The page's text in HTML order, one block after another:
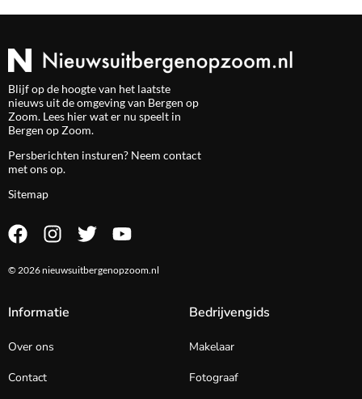
Blijf op de hoogte van het laatste
nieuws uit de omgeving van Bergen op
Zoom. Lees hier wat er nu speelt in
Bergen op Zoom.
Persberichten insturen? Neem contact
met ons op.
Sitemap
© 2026 nieuwsuitbergenopzoom.nl
Informatie
Over ons
Contact
Bedrijvengids
Makelaar
Fotograaf